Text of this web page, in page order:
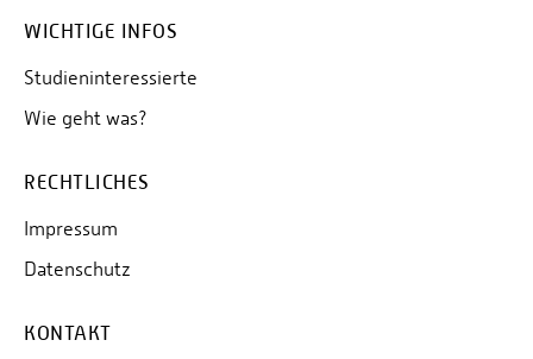
WICHTIGE INFOS
Studieninteressierte
Wie geht was?
RECHTLICHES
Impressum
Datenschutz
KONTAKT